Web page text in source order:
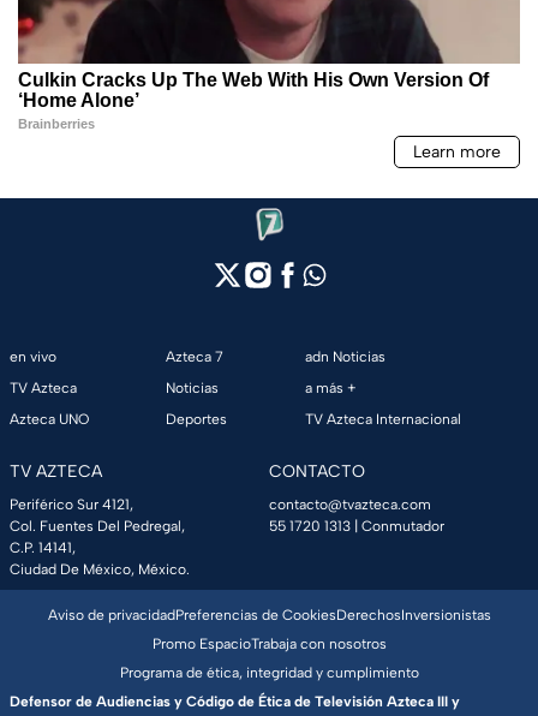
en vivo
TV Azteca
Azteca UNO
Azteca 7
Noticias
Deportes
adn Noticias
a más +
TV Azteca Internacional
TV AZTECA
Periférico Sur 4121,
Col. Fuentes Del Pedregal,
C.P. 14141,
Ciudad De México, México.
CONTACTO
contacto@tvazteca.com
55 1720 1313 | Conmutador
Aviso de privacidadPreferencias de CookiesDerechosInversionistas
Promo EspacioTrabaja con nosotros
Programa de ética, integridad y cumplimiento
Defensor de Audiencias y Código de Ética de Televisión Azteca III y